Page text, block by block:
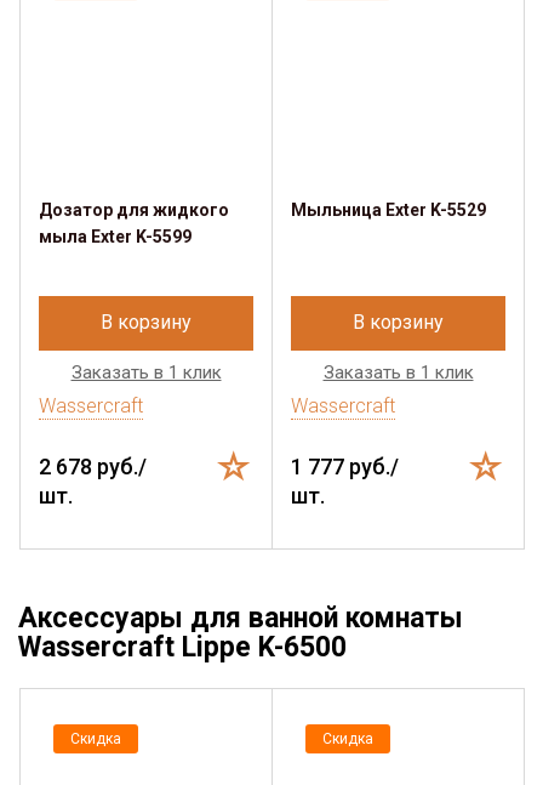
Дозатор для жидкого
мыла Exter K-5599
В корзину
Заказать в 1 клик
Wassercraft
2 678 руб./
шт.
Мыльница Exter K-5529
В корзину
Заказать в 1 клик
Wassercraft
1 777 руб./
шт.
Аксессуары для ванной комнаты
Wassercraft Lippe K-6500
Скидка Скидка